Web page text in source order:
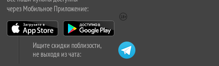
через Мобильное Приложение:
Ищите скидки поблизости,
не выходя из чата: